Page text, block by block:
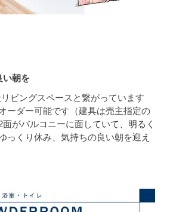
い朝を
ビングスペースと繋がっています
ーダー可能です（建具は売主指定の
がバルコニーに面していて、明るく
っくり休み、気持ちの良い朝を迎え